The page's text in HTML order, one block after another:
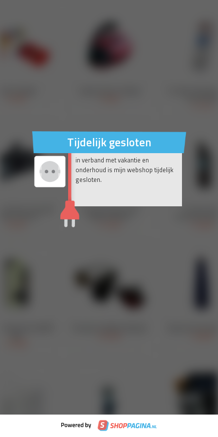
Tijdelijk gesloten
in verband met vakantie en
onderhoud is mijn webshop tijdelijk
gesloten.